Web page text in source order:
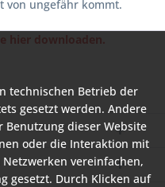
von ungefähr kommt.
hier downloaden.
technischen Betrieb der
gesetzt werden. Andere
Benutzung dieser Website
oder die Interaktion mit
vereinfachen,
gesetzt. Durch Klicken auf